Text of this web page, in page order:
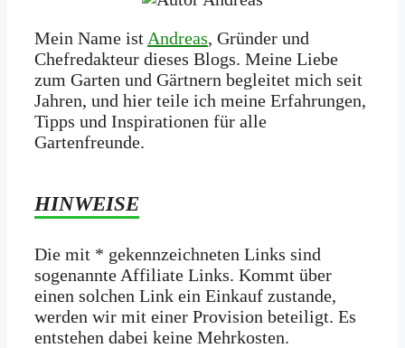
Mein Name ist Andreas, Gründer und
Chefredakteur dieses Blogs. Meine Liebe
zum Garten und Gärtnern begleitet mich seit
Jahren, und hier teile ich meine Erfahrungen,
Tipps und Inspirationen für alle
Gartenfreunde.
HINWEISE
Die mit * gekennzeichneten Links sind
sogenannte Affiliate Links. Kommt über
einen solchen Link ein Einkauf zustande,
werden wir mit­ einer Provision beteiligt. Es
entstehen dabei keine Mehrkosten.